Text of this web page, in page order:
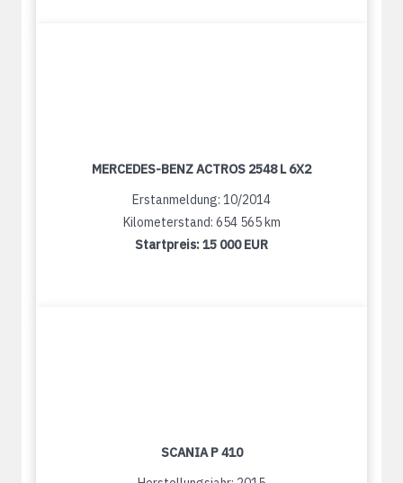
MERCEDES-BENZ ACTROS 2548 L 6X2
Erstanmeldung: 10/2014
Kilometerstand: 654 565 km
Startpreis:15 000 EUR
SCANIA P 410